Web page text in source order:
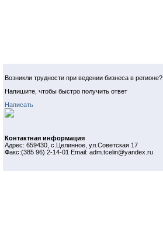
Возникли трудности при ведении бизнеса в регионе?
Напишите, чтобы быстро получить ответ
Написать
Контактная информация
Адрес: 659430, с.Целинное, ул.Советская 17
Факс:(385 96) 2-14-01 Email: adm.tcelin@yandex.ru